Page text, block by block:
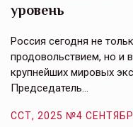
уровень
Россия сегодня не
продовольствием, но и
крупнейших мировых
Председатель…
ССТ, 2025 №4